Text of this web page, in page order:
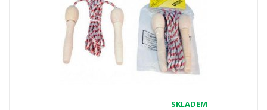
SKLADEM